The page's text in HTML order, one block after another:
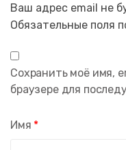
Ваш адрес email не
Обязательные поля
Имя *
Сохранить моё имя,
браузере для